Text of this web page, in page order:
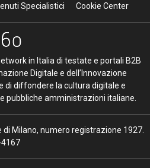
Specialistici
Cookie Center
in Italia di testate e portali B2B
Digitale e dell’Innovazione
di diffondere la cultura digitale e
pubbliche amministrazioni italiane.
Milano, numero registrazione 1927.